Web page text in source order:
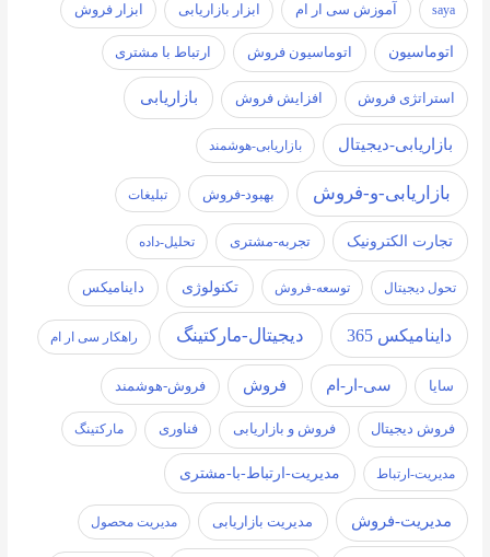
saya آموزش سی ار ام ابزار بازاریابی ابزار فروش
اتوماسیون اتوماسیون فروش ارتباط با مشتری
استراتژی فروش افزایش فروش بازاریابی
بازاریابی-دیجیتال بازاریابی-هوشمند
بازاریابی-و-فروش بهبود-فروش تبلیغات
تجارت الکترونیک تجربه-مشتری تحلیل-داده
تحول دیجیتال توسعه-فروش تکنولوژی داینامیکس
داینامیکس 365 دیجیتال-مارکتینگ راهکار سی ار ام
سایا سی-ار-ام فروش فروش-هوشمند
فروش دیجیتال فروش و بازاریابی فناوری مارکتینگ
مدیریت-ارتباط مدیریت-ارتباط-با-مشتری
مدیریت-فروش مدیریت بازاریابی مدیریت محصول